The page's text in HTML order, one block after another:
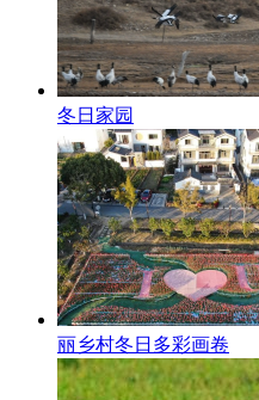
冬日家园
丽乡村冬日多彩画卷